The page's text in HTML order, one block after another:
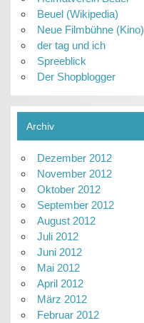
Beuel (Wikipedia)
Neue Filmbühne (Kino)
der tag und ich
Spreeblick
Der Shopblogger
Archiv
Dezember 2012
November 2012
Oktober 2012
September 2012
August 2012
Juli 2012
Juni 2012
Mai 2012
April 2012
März 2012
Februar 2012